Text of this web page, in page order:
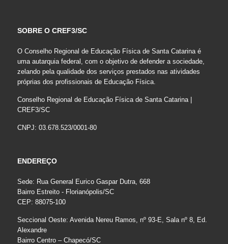
SOBRE O CREF3/SC
O Conselho Regional de Educação Física de Santa Catarina é
uma autarquia federal, com o objetivo de defender a sociedade,
zelando pela qualidade dos serviços prestados nas atividades
próprias dos profissionais de Educação Física.
Conselho Regional de Educação Física de Santa Catarina |
CREF3/SC
CNPJ: 03.678.523/0001-80
ENDEREÇO
Sede: Rua General Eurico Gaspar Dutra, 668
Bairro Estreito - Florianópolis/SC
CEP: 88075-100
Seccional Oeste: Avenida Nereu Ramos, nº 93-E, Sala nº 8, Ed.
Alexandre
Bairro Centro – Chapecó/SC